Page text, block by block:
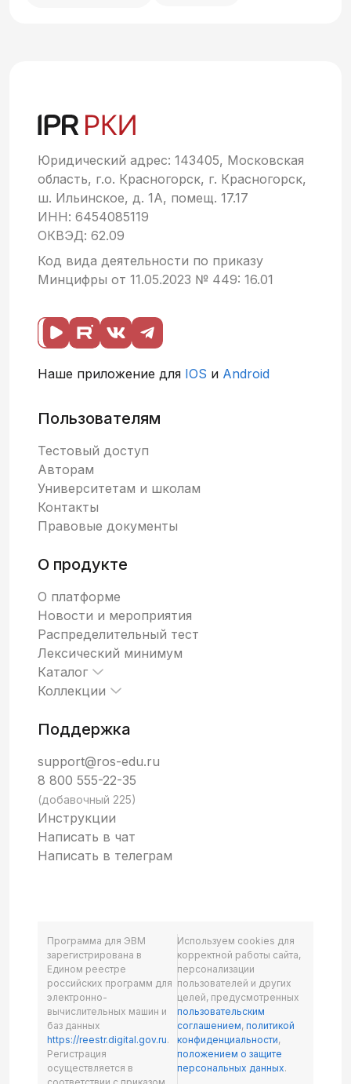
Юридический адрес: 143405, Московская
область, г.о. Красногорск, г. Красногорск,
ш. Ильинское, д. 1А, помещ. 17.17
ИНН: 6454085119
ОКВЭД: 62.09
Код вида деятельности по приказу
Минцифры от 11.05.2023 № 449: 16.01
Наше приложение для IOS и Android
Пользователям
Тестовый доступ
Авторам
Университетам и школам
Контакты
Правовые документы
О продукте
О платформе
Новости и мероприятия
Распределительный тест
Лексический минимум
Каталог
Коллекции
Поддержка
support@ros-edu.ru
8 800 555-22-35
(добавочный 225)
Инструкции
Написать в чат
Написать в телеграм
Программа для ЭВМ
зарегистрирована в
Едином реестре
российских программ для
электронно-
вычислительных машин и
баз данных
https://reestr.digital.gov.ru.
Регистрация
осуществляется в
Используем cookies для
корректной работы сайта,
персонализации
пользователей и других
целей, предусмотренных
пользовательским
соглашением,политикой
конфиденциальности,
положением о защите
персональных данных.